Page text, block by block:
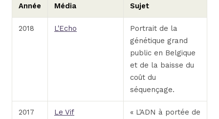
Année Média Sujet
2018 L'Echo
Portrait de la
génétique grand
public en Belgique
et de la baisse du
coût du
séquençage.
2017 Le Vif
« L'ADN à portée de